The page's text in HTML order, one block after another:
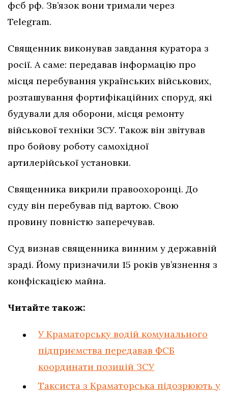
фсб рф. Зв’язок вони тримали через
Telegram.
Священник виконував завдання куратора з
росії. А саме: передавав інформацію про
місця перебування українських військових,
розташування фортифікаційних споруд, які
будували для оборони, місця ремонту
військової техніки ЗСУ. Також він звітував
про бойову роботу самохідної
артилерійської установки.
Священника викрили правоохоронці. До
суду він перебував під вартою. Свою
провину повністю заперечував.
Суд визнав священника винним у державній
зраді. Йому призначили 15 років ув’язнення з
конфіскацією майна.
Читайте також:
У Краматорську водій комунального
підприємства передавав ФСБ
координати позицій ЗСУ
Таксиста з Краматорська підозрюють у